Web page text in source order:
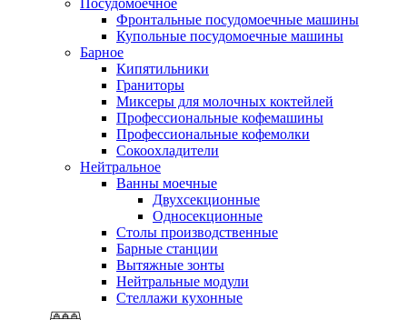
Фронтальные посудомоечные машины
Купольные посудомоечные машины
Барное
Кипятильники
Граниторы
Миксеры для молочных коктейлей
Профессиональные кофемашины
Профессиональные кофемолки
Сокоохладители
Нейтральное
Ванны моечные
Двухсекционные
Односекционные
Столы производственные
Барные станции
Вытяжные зонты
Нейтральные модули
Стеллажи кухонные